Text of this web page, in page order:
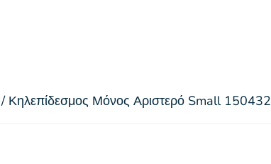
/ Κηλεπίδεσμος Μόνος Αριστερό Small 150432